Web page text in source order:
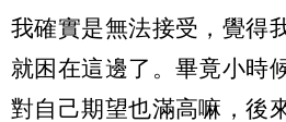
我確實是無法接受，覺得
就困在這邊了。畢竟小時
對自己期望也滿高嘛，後